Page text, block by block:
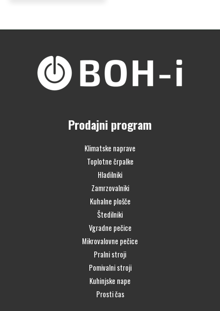
Prodajni program
Klimatske naprave
Toplotne črpalke
Hladilniki
Zamrzovalniki
Kuhalne plošče
Štedilniki
Vgradne pečice
Mikrovalovne pečice
Pralni stroji
Pomivalni stroji
Kuhinjske nape
Prosti čas